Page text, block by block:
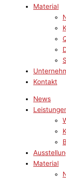
Material
Kontakt
News
Material